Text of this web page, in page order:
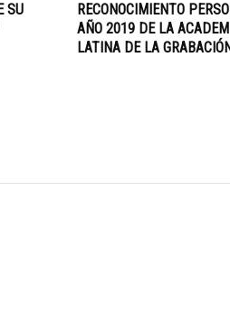
SU
RECONOCIMIENTO
AÑO 2019 DE LA
LATINA DE LA